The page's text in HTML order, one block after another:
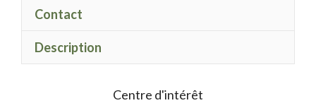
Contact
Description
Centre d'intérêt